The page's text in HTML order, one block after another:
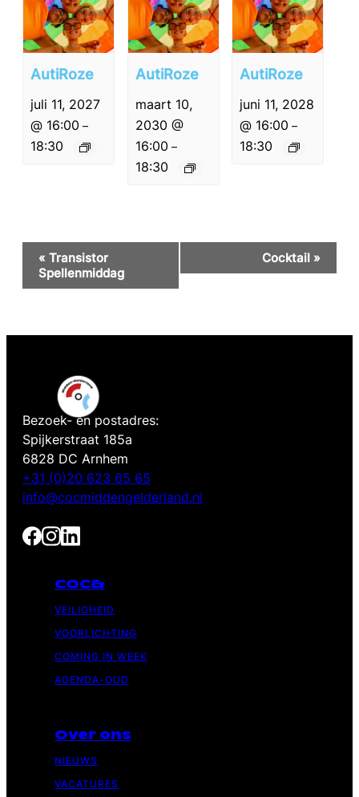
AutiRoze
juli 11, 2027
@ 16:00 –
18:30
AutiRoze
maart 10,
2030 @
16:00 –
18:30
AutiRoze
juni 11, 2028
@ 16:00 –
18:30
Evenement
Navigatie
« Transistor
Spellenmiddag
Cocktail »
Bezoek- en postadres:
Spijkerstraat 185a
6828 DC Arnhem
+31 (0)20 623 65 65
info@cocmiddengelderland.nl
COC&
VEILIGHEID
VOORLICHTING
COMING IN WEEK
AGENDA-OUD
Over ons
NIEUWS
VACATURES